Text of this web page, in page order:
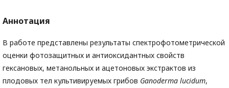
Аннотация
В работе представлены результаты спектрофотометрической
оценки фотозащитных и антиоксидантных свойств
гексановых, метанольных и ацетоновых экстрактов из
плодовых тел культивируемых грибов Ganoderma lucidum,